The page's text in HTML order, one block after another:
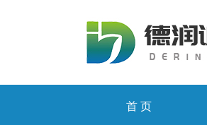
首 页